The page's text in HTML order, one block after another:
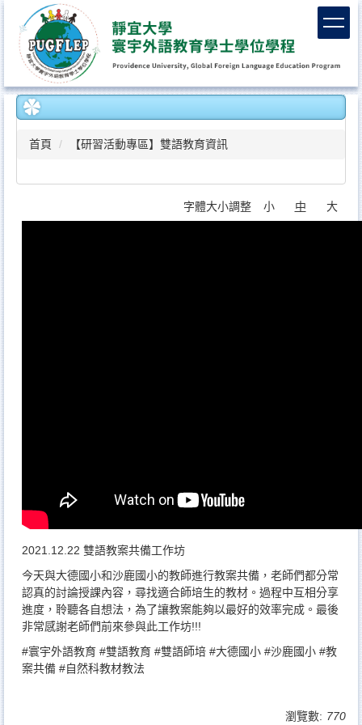
容
區
首頁 【研習活動專區】雙語教育資訊
字體大小調整 小 中 大
2021.12.22 雙語教案共備工作坊
今天與大德國小和沙鹿國小的教師進行教案共備，老師們都分常
認真的討論授課內容，尋找適合師培生的教材。過程中互相分享
進度，聆聽各自想法，為了讓教案能夠以最好的效率完成。最後
非常感謝老師們前來參與此工作坊!!!
#寰宇外語教育 #雙語教育 #雙語師培 #大德國小 #沙鹿國小 #教
案共備 #自然科教材教法
瀏覽數: 770